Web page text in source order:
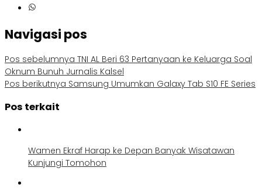
Navigasi pos
Pos sebelumnya TNI AL Beri 63 Pertanyaan ke Keluarga Soal
Oknum Bunuh Jurnalis Kalsel
Pos berikutnya Samsung Umumkan Galaxy Tab S10 FE Series
Pos terkait
Wamen Ekraf Harap ke Depan Banyak Wisatawan
Kunjungi Tomohon